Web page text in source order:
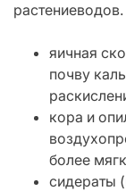
яичная
почву
кора и
более
сидераты